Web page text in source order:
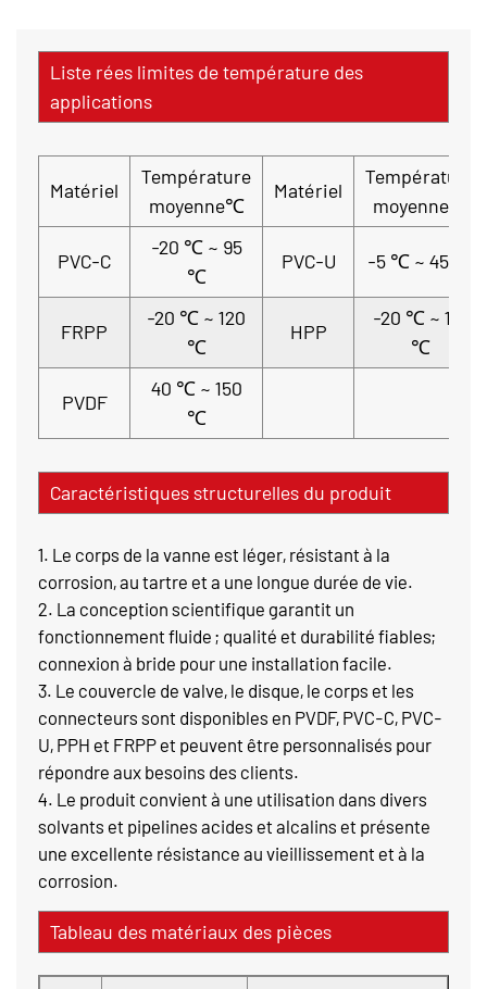
Liste rées limites de température des
applications
Matériel
Température
moyenne℃
Matériel
Température
moyenne℃
PVC-C
-20 ℃ ~ 95
℃
PVC-U -5 ℃ ~ 45 ℃
FRPP
-20 ℃ ~ 120
℃
HPP
-20 ℃ ~ 110
℃
PVDF
40 ℃ ~ 150
℃
Caractéristiques structurelles du produit
1. Le corps de la vanne est léger, résistant à la
corrosion, au tartre et a une longue durée de vie.
2. La conception scientifique garantit un
fonctionnement fluide ; qualité et durabilité fiables;
connexion à bride pour une installation facile.
3. Le couvercle de valve, le disque, le corps et les
connecteurs sont disponibles en PVDF, PVC-C, PVC-
U, PPH et FRPP et peuvent être personnalisés pour
répondre aux besoins des clients.
4. Le produit convient à une utilisation dans divers
solvants et pipelines acides et alcalins et présente
une excellente résistance au vieillissement et à la
corrosion.
Tableau des matériaux des pièces